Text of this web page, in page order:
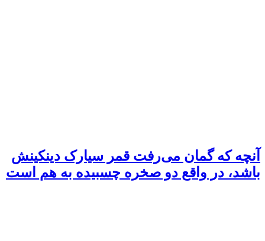
آنچه که گمان می‌رفت قمر سیارک دینکینش
باشد، در واقع دو صخره چسبیده به هم است